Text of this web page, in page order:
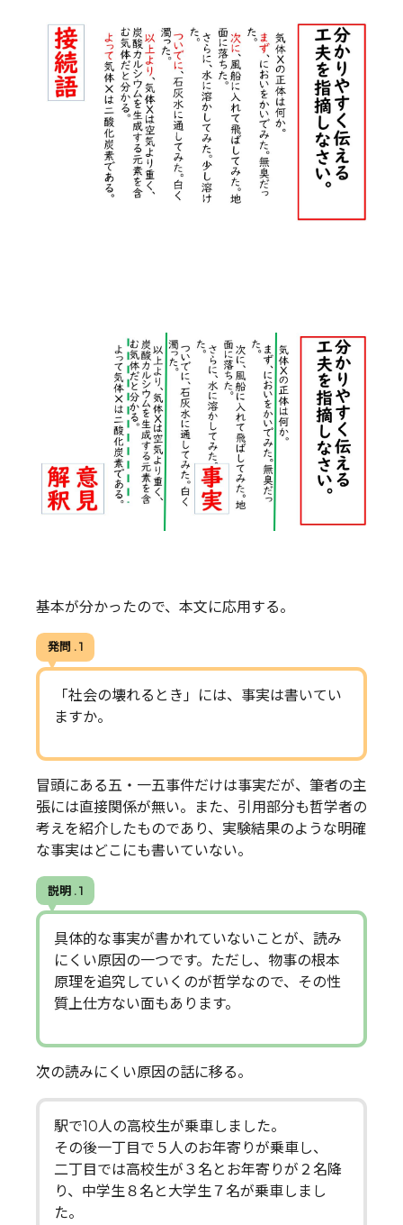
基本が分かったので、本文に応用する。
発問 . 1
「社会の壊れるとき」には、事実は書いてい
ますか。
冒頭にある五・一五事件だけは事実だが、筆者の主
張には直接関係が無い。また、引用部分も哲学者の
考えを紹介したものであり、実験結果のような明確
な事実はどこにも書いていない。
説明 . 1
具体的な事実が書かれていないことが、読み
にくい原因の一つです。ただし、物事の根本
原理を追究していくのが哲学なので、その性
質上仕方ない面もあります。
次の読みにくい原因の話に移る。
駅で10人の高校生が乗車しました。
その後一丁目で５人のお年寄りが乗車し、
二丁目では高校生が３名とお年寄りが２名降
り、中学生８名と大学生７名が乗車しまし
た。